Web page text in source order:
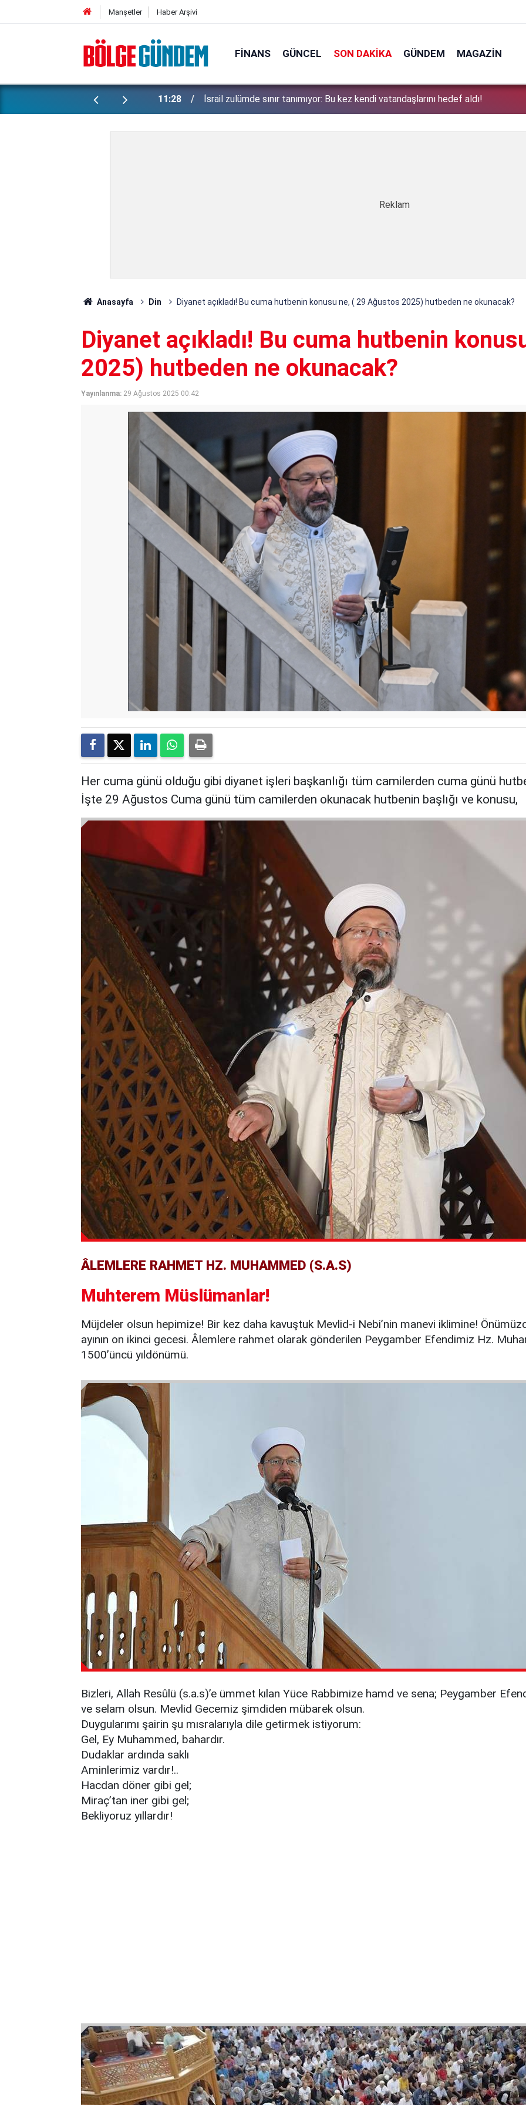
Manşetler Haber Arşivi
FINANS GÜNCEL SON DAKIKA GÜNDEM MAGAZIN
Bakan Gürlek şüpheli 2 çocuğun
11:28 İsrail zulümde sınır tanımıyor: Bu kez kendi vatandaşlarını hedef aldı!
Anasayfa Din Diyanet açıkladı! Bu cuma hutbenin konusu ne, ( 29 Ağustos 2025) hutbeden ne okunacak?
Diyanet açıkladı! Bu cuma hutbenin
2025) hutbeden ne okunacak?
Yayınlanma: 29 Ağustos 2025 00:42
Her cuma günü olduğu gibi diyanet işleri başkanlığı tüm camilerden cuma günü
İşte 29 Ağustos Cuma günü tüm camilerden okunacak hutbenin başlığı ve konusu,
ÂLEMLERE RAHMET HZ. MUHAMMED (S.A.S)
Muhterem Müslümanlar!
Müjdeler olsun hepimize! Bir kez daha kavuştuk Mevlid-i Nebi’nin manevi iklimine!
ayının on ikinci gecesi. Âlemlere rahmet olarak gönderilen Peygamber Efendimiz Hz.
1500’üncü yıldönümü.
Bizleri, Allah Resûlü (s.a.s)’e ümmet kılan Yüce Rabbimize hamd ve sena; Peygamber
ve selam olsun. Mevlid Gecemiz şimdiden mübarek olsun.
Duygularımı şairin şu mısralarıyla dile getirmek istiyorum:
Gel, Ey Muhammed, bahardır.
Dudaklar ardında saklı
Aminlerimiz vardır!..
Hacdan döner gibi gel;
Miraç’tan iner gibi gel;
Bekliyoruz yıllardır!